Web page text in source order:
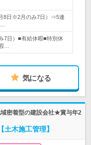
8日※2月のみ7日）⇒5連
7日）■有給休暇■特別休
…
気になる
密着型の建設会社★賞与年2
木施工管理】